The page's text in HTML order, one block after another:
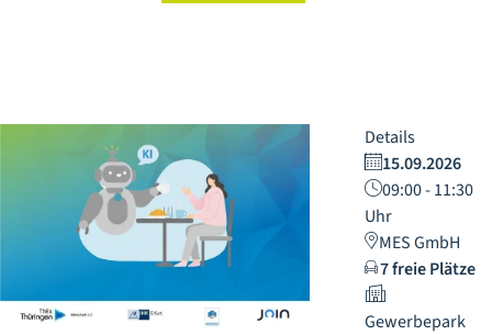
Details
15.09.2026
09:00 - 11:30
Uhr
MES GmbH
7 freie Plätze
Gewerbepark